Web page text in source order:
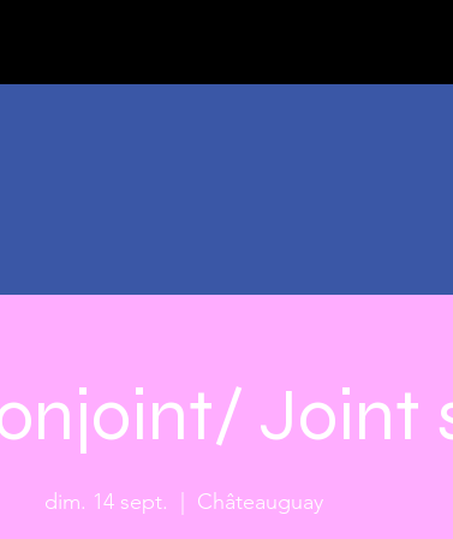
Joint
dim. 14 sept. Châteauguay